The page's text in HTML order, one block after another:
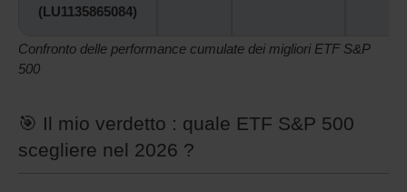
(LU1135865084)
Confronto delle performance cumulate dei migliori ETF S&P
500
🎯 Il mio verdetto : quale ETF S&P 500
scegliere nel 2026 ?